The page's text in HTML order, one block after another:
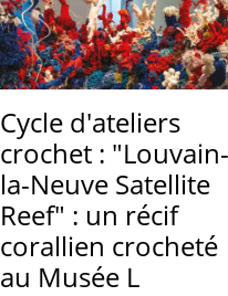
Cycle d'ateliers
crochet : "Louvain-
la-Neuve Satellite
Reef" : un récif
corallien crocheté
au Musée L